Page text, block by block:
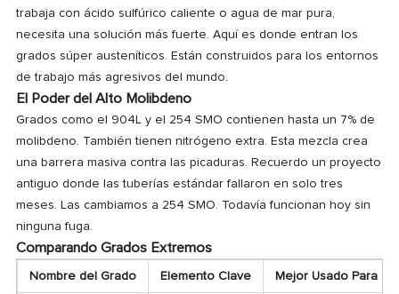
trabaja con ácido sulfúrico caliente o agua de mar pura,
necesita una solución más fuerte. Aquí es donde entran los
grados súper austeníticos. Están construidos para los entornos
de trabajo más agresivos del mundo.
El Poder del Alto Molibdeno
Grados como el 904L y el 254 SMO contienen hasta un 7% de
molibdeno. También tienen nitrógeno extra. Esta mezcla crea
una barrera masiva contra las picaduras. Recuerdo un proyecto
antiguo donde las tuberías estándar fallaron en solo tres
meses. Las cambiamos a 254 SMO. Todavía funcionan hoy sin
ninguna fuga.
Comparando Grados Extremos
Nombre del Grado Elemento Clave Mejor Usado Para